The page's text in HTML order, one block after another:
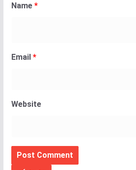
Name *
Email *
Website